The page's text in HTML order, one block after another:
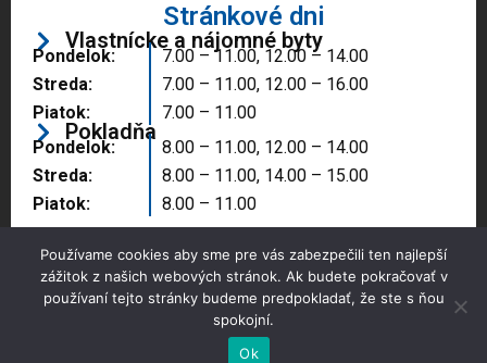
Stránkové dni
Vlastnícke a nájomné byty
Pondelok:
Streda:
Piatok:
7.00 – 11.00, 12.00 – 14.00
7.00 – 11.00, 12.00 – 16.00
7.00 – 11.00
Pokladňa
Pondelok:
Streda:
Piatok:
8.00 – 11.00, 12.00 – 14.00
8.00 – 11.00, 14.00 – 15.00
8.00 – 11.00
Copyright © 2025 Správa majetku mesta, n.o.,
Partizánske
Používame cookies aby sme pre vás zabezpečili ten najlepší
zážitok z našich webových stránok. Ak budete pokračovať v
používaní tejto stránky budeme predpokladať, že ste s ňou
spokojní.
Ok